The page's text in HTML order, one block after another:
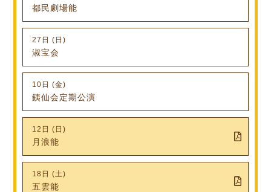
都民劇場能
27日 (日)
淑宝会
10日 (金)
銕仙会定期公演
12日 (日)
月浪能
18日 (土)
五雲能